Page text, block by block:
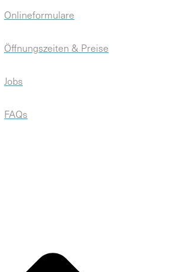
Onlineformulare
Öffnungszeiten & Preise
Jobs
FAQs